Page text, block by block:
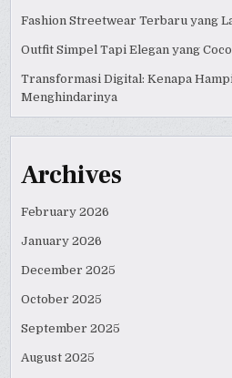
Fashion Streetwear Terbaru yang
Outfit Simpel Tapi Elegan yang
Transformasi Digital: Kenapa
Menghindarinya
Archives
February 2026
January 2026
December 2025
October 2025
September 2025
August 2025